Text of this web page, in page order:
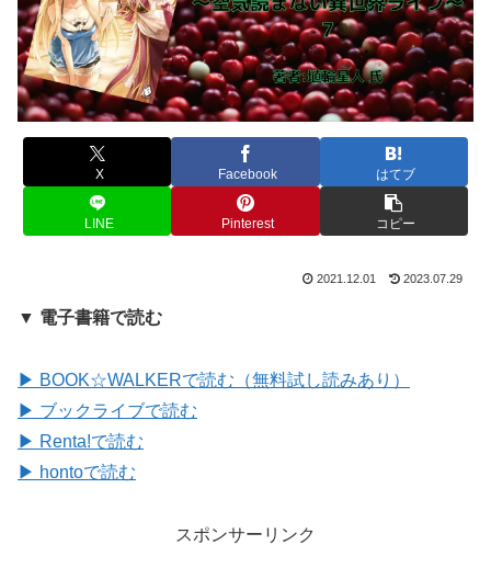
X Facebook はてブ
LINE Pinterest コピー
2021.12.01 2023.07.29
▼ 電子書籍で読む
▶ BOOK☆WALKERで読む（無料試し読みあり）
▶ ブックライブで読む
▶ Renta!で読む
▶ hontoで読む
スポンサーリンク